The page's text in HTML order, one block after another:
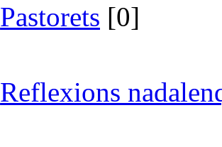
Pastorets [0]
Reflexions